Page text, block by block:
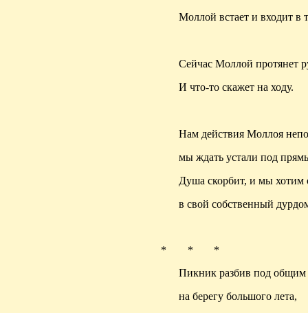
Моллой встает и входит в
Сейчас Моллой протянет
И что-то скажет на ходу.
Нам действия Моллоя
мы ждать устали под
Душа скорбит, и мы хотим
в свой собственный
* * *
Пикник разбив под
на берегу большого лета,